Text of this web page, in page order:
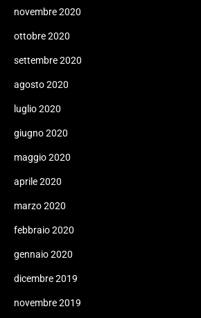
novembre 2020
ottobre 2020
settembre 2020
agosto 2020
luglio 2020
giugno 2020
maggio 2020
aprile 2020
marzo 2020
febbraio 2020
gennaio 2020
dicembre 2019
novembre 2019